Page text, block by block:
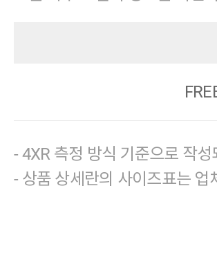
- 4XR 측정 방식 기준으로 작
- 상품 상세란의 사이즈표는 업